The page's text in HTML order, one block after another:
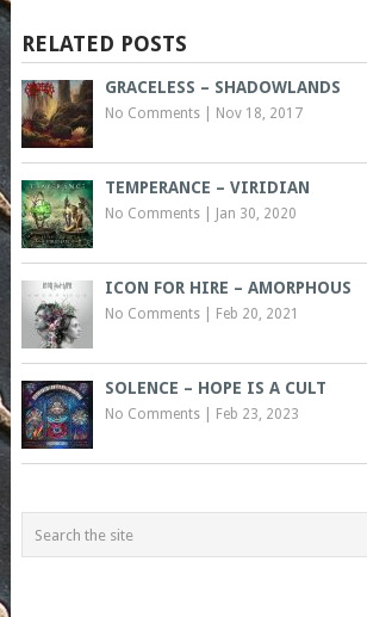
RELATED POSTS
GRACELESS – SHADOWLANDS
No Comments| Nov 18, 2017
TEMPERANCE – VIRIDIAN
No Comments| Jan 30, 2020
ICON FOR HIRE – AMORPHOUS
No Comments| Feb 20, 2021
SOLENCE – HOPE IS A CULT
No Comments| Feb 23, 2023